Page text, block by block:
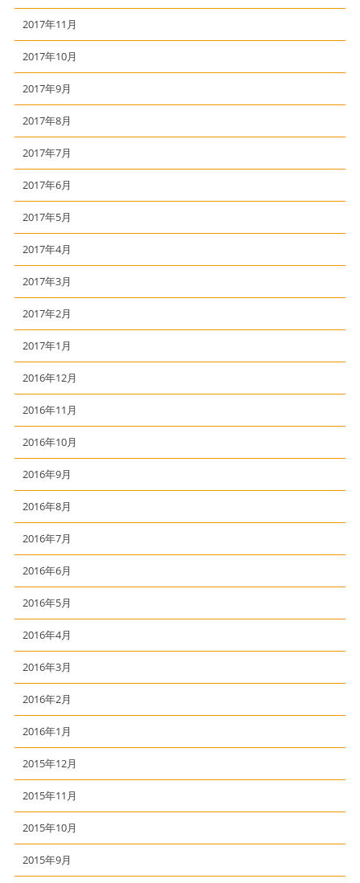
2017年11月
2017年10月
2017年9月
2017年8月
2017年7月
2017年6月
2017年5月
2017年4月
2017年3月
2017年2月
2017年1月
2016年12月
2016年11月
2016年10月
2016年9月
2016年8月
2016年7月
2016年6月
2016年5月
2016年4月
2016年3月
2016年2月
2016年1月
2015年12月
2015年11月
2015年10月
2015年9月